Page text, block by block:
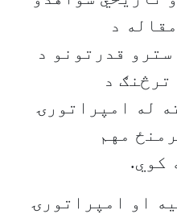
د
قدرتونو د
د
له امپراتورۍ
مهم
کوي.
او امپراتورۍ